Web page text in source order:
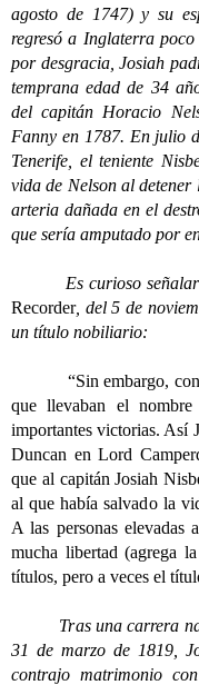
agosto de 1747) y su
regresó a Inglaterra poco
por desgracia, Josiah
temprana edad de 34
del capitán Horacio
Fanny en 1787. En julio
Tenerife, el teniente
vida de Nelson al detener
arteria dañada en el
que sería amputado por
Es curioso señalar
Recorder, del 5 de
un título nobiliario:
“Sin embargo,
que llevaban el
importantes victorias. Así
Duncan en Lord
que al capitán Josiah
al que había salvado la
A las personas elevadas
mucha libertad (agrega la
títulos, pero a veces el
Tras una carrera
31 de marzo de 1819,
contrajo matrimonio